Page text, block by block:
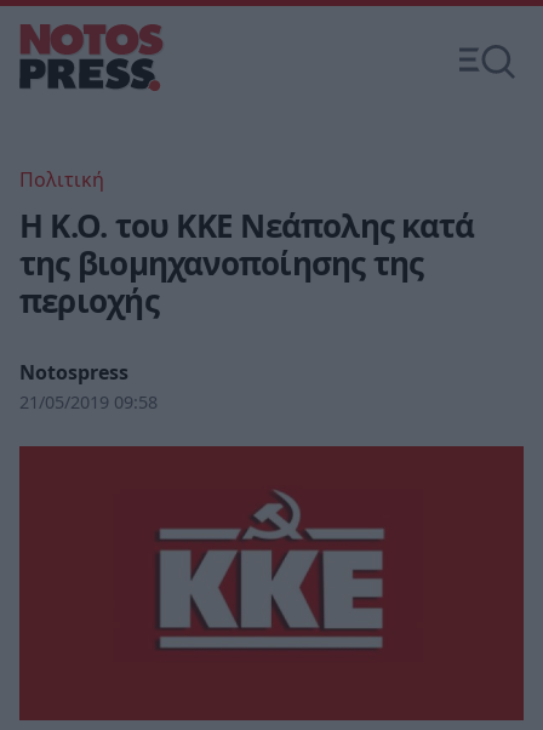
Πολιτική
Η Κ.Ο. του ΚΚΕ Νεάπολης κατά
της βιομηχανοποίησης της
περιοχής
Notospress
21/05/2019 09:58